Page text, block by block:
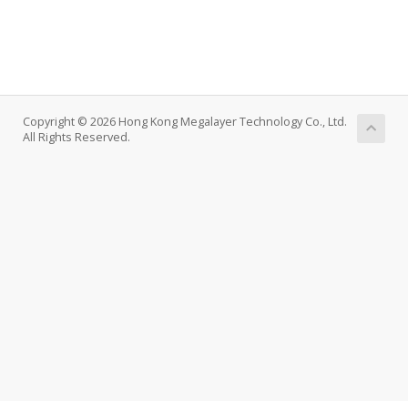
Copyright © 2026 Hong Kong Megalayer Technology Co., Ltd.
All Rights Reserved.